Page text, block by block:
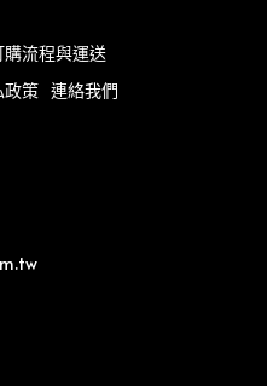
購流程與運送
政策 連絡我們